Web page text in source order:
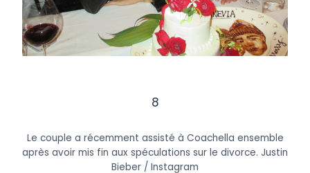
8
Le couple a récemment assisté à Coachella ensemble
après avoir mis fin aux spéculations sur le divorce. Justin
Bieber / Instagram